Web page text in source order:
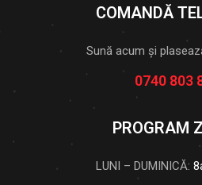
COMANDĂ
Sună acum și
0740 803
PROGRAM
LUNI – DUMINICĂ: